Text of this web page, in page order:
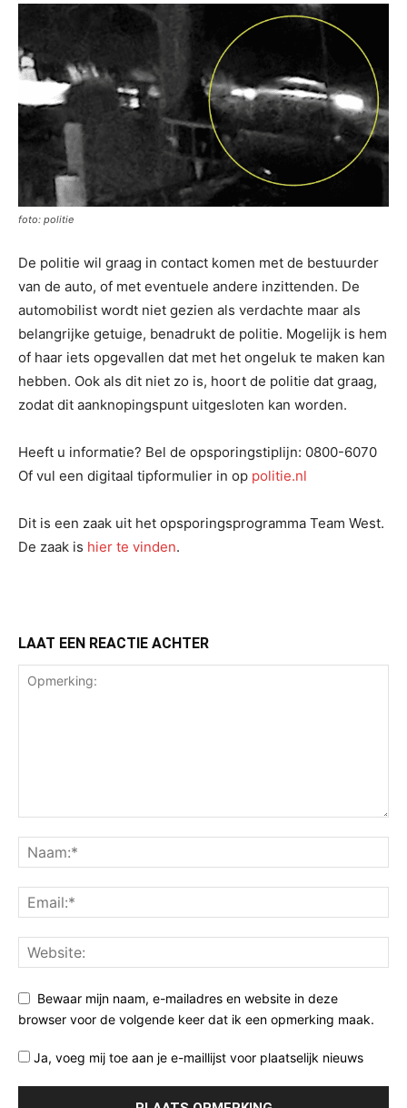
foto: politie
De politie wil graag in contact komen met de bestuurder
van de auto, of met eventuele andere inzittenden. De
automobilist wordt niet gezien als verdachte maar als
belangrijke getuige, benadrukt de politie. Mogelijk is hem
of haar iets opgevallen dat met het ongeluk te maken kan
hebben. Ook als dit niet zo is, hoort de politie dat graag,
zodat dit aanknopingspunt uitgesloten kan worden.
Heeft u informatie? Bel de opsporingstiplijn: 0800-6070
Of vul een digitaal tipformulier in op politie.nl
Dit is een zaak uit het opsporingsprogramma Team West.
De zaak is hier te vinden.
LAAT EEN REACTIE ACHTER
Bewaar mijn naam, e-mailadres en website in deze
browser voor de volgende keer dat ik een opmerking maak.
Ja, voeg mij toe aan je e-maillijst voor plaatselijk nieuws